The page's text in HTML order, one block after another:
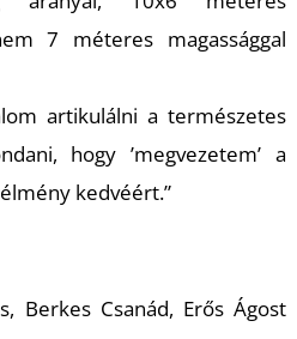
7 méteres magassággal
artikulálni a természetes
hogy ’megvezetem’ a
kedvéért.”
Berkes Csanád, Erős Ágost